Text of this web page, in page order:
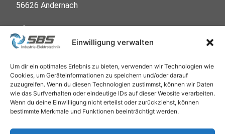
Einwilligung verwalten
Um dir ein optimales Erlebnis zu bieten, verwenden wir Technologien wie
Cookies, um Geräteinformationen zu speichern und/oder darauf
zuzugreifen. Wenn du diesen Technologien zustimmst, können wir Daten
wie das Surfverhalten oder eindeutige IDs auf dieser Website verarbeiten.
Wenn du deine Einwilligung nicht erteilst oder zurückziehst, können
bestimmte Merkmale und Funktionen beeinträchtigt werden.
56626 Andernach
+49 (0) 26 32 96 55-50
Social Media